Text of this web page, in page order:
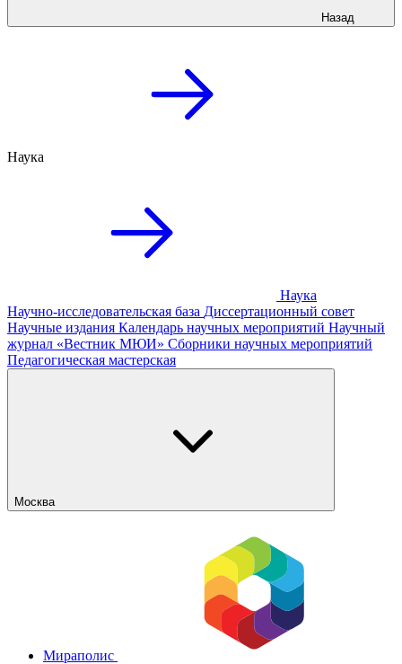
Назад
Наука
Наука
Научно-исследовательская база Диссертационный совет
Научные издания Календарь научных мероприятий Научный
журнал «Вестник МЮИ» Сборники научных мероприятий
Педагогическая мастерская
Москва
Мираполис